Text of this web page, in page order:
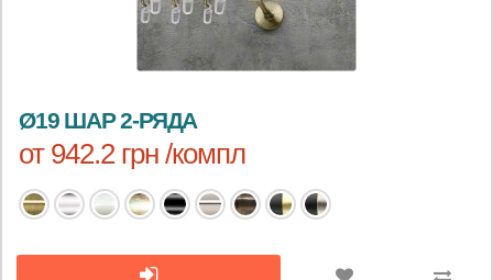
Ø19 ШАР 2-РЯДА
от 942.2 грн /компл